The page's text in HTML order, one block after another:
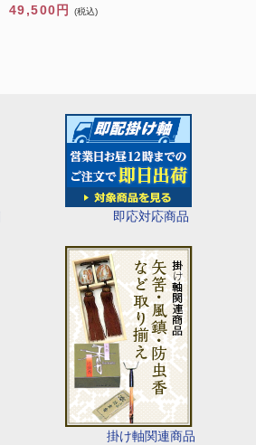
即応対応商品
掛け軸関連商品
49,500円
(税込)